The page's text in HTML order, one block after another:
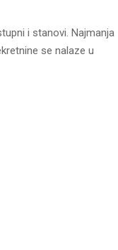
i stanovi. Najmanja
se nalaze u